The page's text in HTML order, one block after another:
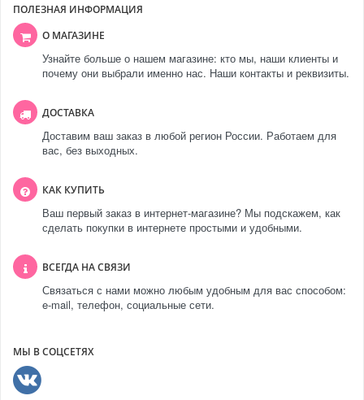
ПОЛЕЗНАЯ ИНФОРМАЦИЯ
О МАГАЗИНЕ
Узнайте больше о нашем магазине: кто мы, наши клиенты и
почему они выбрали именно нас. Наши контакты и реквизиты.
ДОСТАВКА
Доставим ваш заказ в любой регион России. Работаем для
вас, без выходных.
КАК КУПИТЬ
Ваш первый заказ в интернет-магазине? Мы подскажем, как
сделать покупки в интернете простыми и удобными.
ВСЕГДА НА СВЯЗИ
Связаться с нами можно любым удобным для вас способом:
e-mail, телефон, социальные сети.
МЫ В СОЦСЕТЯХ